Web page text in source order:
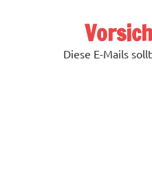
Diese E-Mails